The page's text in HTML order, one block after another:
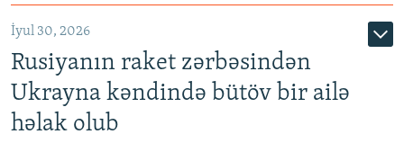
İyul 30, 2026
Rusiyanın raket zərbəsindən
Ukrayna kəndində bütöv bir ailə
həlak olub